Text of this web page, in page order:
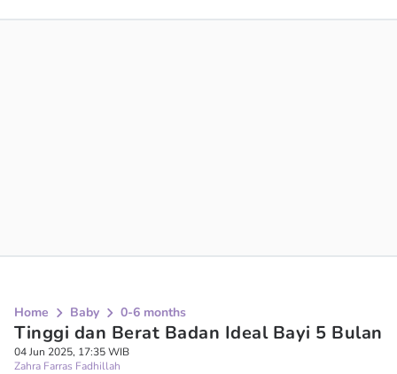
Home Baby 0-6 months
Tinggi dan Berat Badan Ideal Bayi 5 Bulan
04 Jun 2025, 17:35 WIB
Zahra Farras Fadhillah